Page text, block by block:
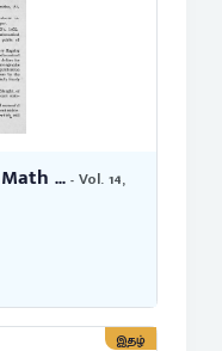
...- Vol. 14,
இதழ்